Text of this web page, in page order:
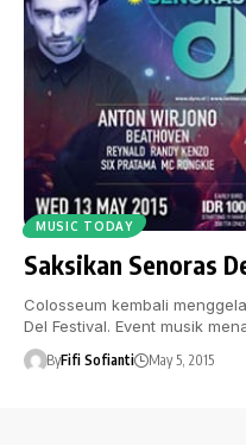
MUSIC TODAY
Saksikan Senoras
Colosseum kembali
Del Festival. Event musik
ByFifi Sofianti May 5, 2015